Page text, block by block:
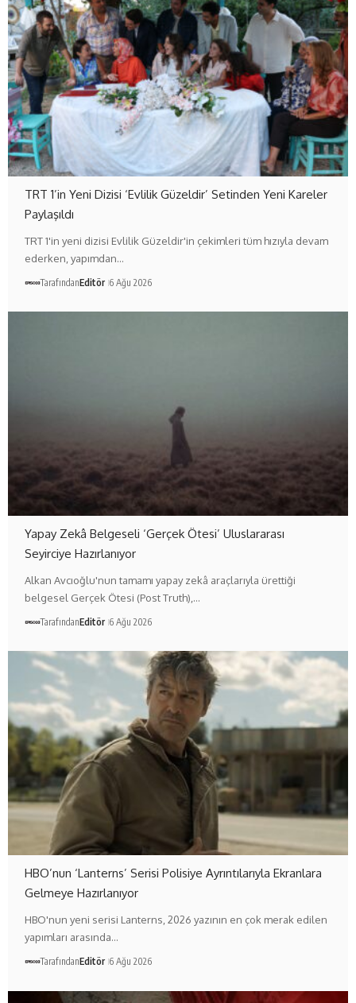
TRT 1’in Yeni Dizisi ‘Evlilik Güzeldir’ Setinden Yeni Kareler
Paylaşıldı
TRT 1'in yeni dizisi Evlilik Güzeldir'in çekimleri tüm hızıyla devam
ederken, yapımdan…
TarafındanEditör 6 Ağu 2026
Yapay Zekâ Belgeseli ‘Gerçek Ötesi’ Uluslararası
Seyirciye Hazırlanıyor
Alkan Avcıoğlu'nun tamamı yapay zekâ araçlarıyla ürettiği
belgesel Gerçek Ötesi (Post Truth),…
TarafındanEditör 6 Ağu 2026
HBO’nun ‘Lanterns’ Serisi Polisiye Ayrıntılarıyla Ekranlara
Gelmeye Hazırlanıyor
HBO'nun yeni serisi Lanterns, 2026 yazının en çok merak edilen
yapımları arasında…
TarafındanEditör 6 Ağu 2026